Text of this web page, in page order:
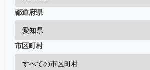
都道府県
市区町村